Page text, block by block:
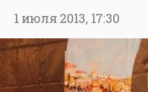
1 июля 2013, 17:30